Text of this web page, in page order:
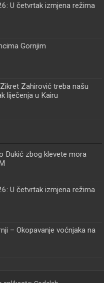
U četvrtak izmjena režima
Gornjim
Zahirović treba našu
liječenja u Kairu
Dukić zbog klevete mora
U četvrtak izmjena režima
– Okopavanje voćnjaka na